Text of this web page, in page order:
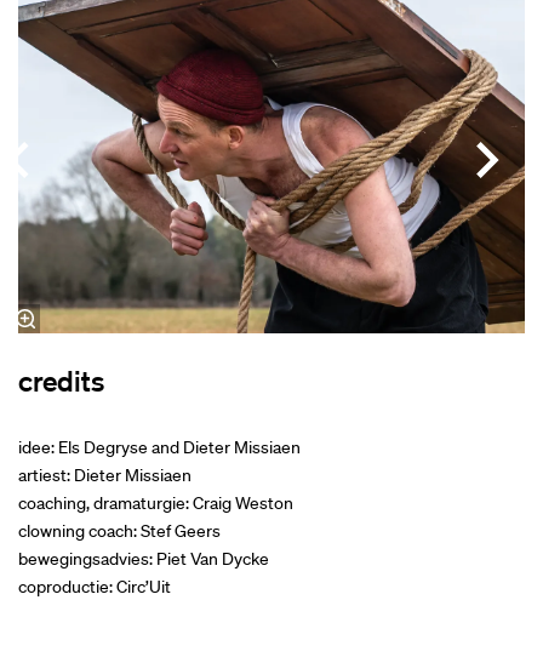
credits
idee: Els Degryse and Dieter Missiaen
artiest: Dieter Missiaen
coaching, dramaturgie: Craig Weston
clowning coach: Stef Geers
bewegingsadvies: Piet Van Dycke
coproductie: Circ’Uit